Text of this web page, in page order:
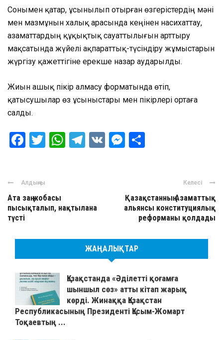
Сонымен қатар, ұсынылып отырған өзгерістердің мәні
мен мазмұнын халық арасында кеңінен насихаттау,
азаматтардың құқықтық сауаттылығын арттыру
мақсатында жүйелі ақпараттық-түсіндіру жұмыстарын
жүргізу қажеттігіне ерекше назар аударылды.
Жиын ашық пікір алмасу форматында өтіп,
қатысушылар өз ұсыныстары мен пікірлері ортаға
салды.
Facebook
Twitter
WhatsApp
Telegram
VK Messenger
Алдыңғы
Ата заң жобасы
пысықталып, нақтылана
түсті
Келесі
Қазақстанның Азаматтық
альянсы конституциялық
реформаны қолдады
ЖАҢАЛЫҚТАР
Қазақстанда «Әділетті қоғамға
шыншыл сөз» атты кітап жарық
көрді. Жинаққа Қазақстан
Республикасының Президенті Қасым-Жомарт
Тоқаевтың ...